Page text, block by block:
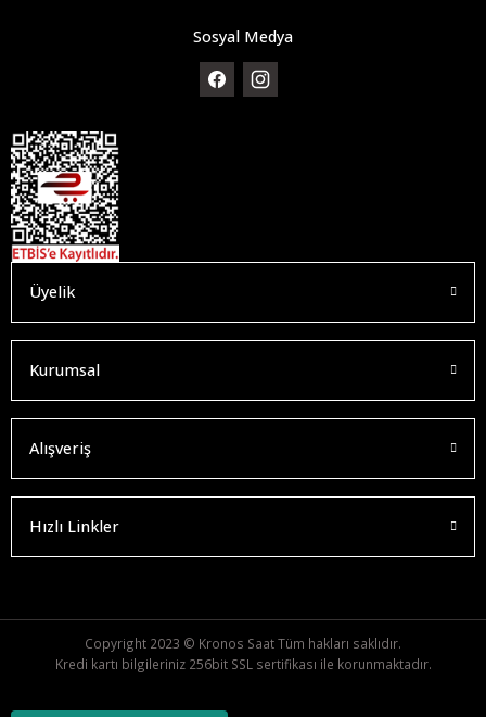
Sosyal Medya
Üyelik
Kurumsal
Alışveriş
Hızlı Linkler
Copyright 2023 © Kronos Saat Tüm hakları saklıdır.
Kredi kartı bilgileriniz 256bit SSL sertifikası ile korunmaktadır.